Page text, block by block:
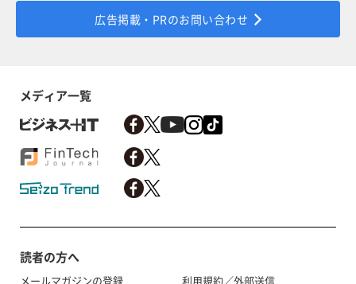
広告掲載・PRのお問い合わせ
メディア一覧
読者の方へ
メールマガジンの登録
利用規約／外部送信